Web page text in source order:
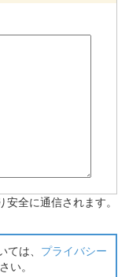
全に通信されます。
は、 プライバシー
い。